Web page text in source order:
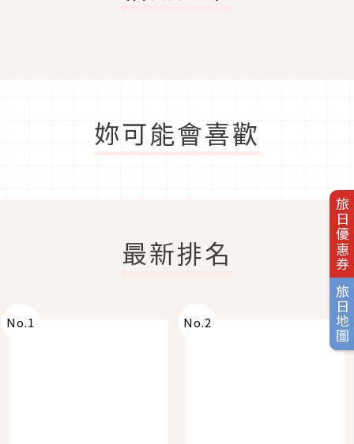
旅日優惠券
旅日地圖
妳可能會喜歡
最新排名
No.1 No.2